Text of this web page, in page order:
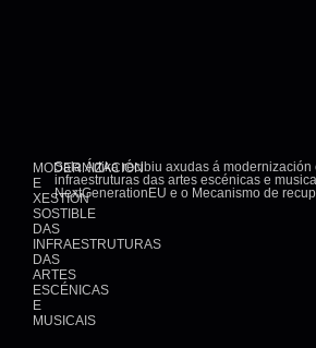
MODERNIZACIÓN
E
XESTIÓN
SOSTIBLE
DAS
INFRAESTRUTURAS
DAS
ARTES
ESCÉNICAS
E
MUSICAIS
Sala Ártika recibiu axudas á
infraestruturas das artes escénicas e
NextGenerationEU e o Mecanismo de